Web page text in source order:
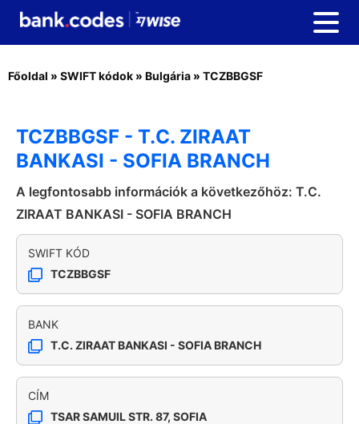
Főoldal » SWIFT kódok » Bulgária » TCZBBGSF
TCZBBGSF - T.C. ZIRAAT
BANKASI - SOFIA BRANCH
A legfontosabb információk a következőhöz: T.C.
ZIRAAT BANKASI - SOFIA BRANCH
SWIFT KÓD
TCZBBGSF
BANK
T.C. ZIRAAT BANKASI - SOFIA BRANCH
CÍM
TSAR SAMUIL STR. 87, SOFIA